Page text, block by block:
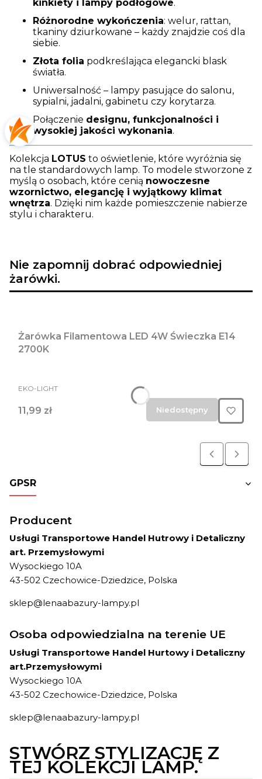
kinkiety i lampy podłogowe.
Różnorodne wykończenia: welur, rattan,
tkaniny dziurkowane – każdy znajdzie coś dla
siebie.
Złota folia podkreślająca elegancki blask
światła.
Uniwersalność – lampy pasujące do salonu,
sypialni, jadalni, gabinetu czy korytarza.
Połączenie designu, funkcjonalności i
wysokiej jakości wykonania.
Kolekcja LOTUS to oświetlenie, które wyróżnia się
na tle standardowych lamp. To modele stworzone z
myślą o osobach, które cenią nowoczesne
wzornictwo, elegancję i wyjątkowy klimat
wnętrza. Dzięki nim każde pomieszczenie nabierze
stylu i charakteru.
Nie zapomnij dobrać odpowiedniej
żarówki.
Żarówka Filamentowa LED 4W Świeczka E14
2700K
PRODUCENT
EKO-LIGHT
Cena
11,99 zł Niedostępny
GPSR
Producent
Usługi Transportowe Handel Hutrowy i Detaliczny
art. Przemysłowymi
Wysockiego 10A
43-502 Czechowice-Dziedzice, Polska
sklep@lenaabazury-lampy.pl
Osoba odpowiedzialna na terenie UE
Usługi Transportowe Handel Hurtowy i Detaliczny
art.Przemysłowymi
Wysockiego 10A
43-502 Czechowice-Dziedzice, Polska
sklep@lenaabazury-lampy.pl
STWÓRZ STYLIZACJĘ Z
TEJ KOLEKCJI LAMP.